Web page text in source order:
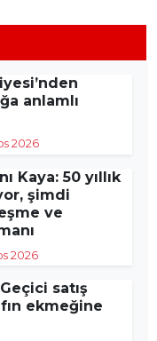
anlamlı
2026
Kaya: 50 yıllık
şimdi
ve
2026
satış
ekmeğine